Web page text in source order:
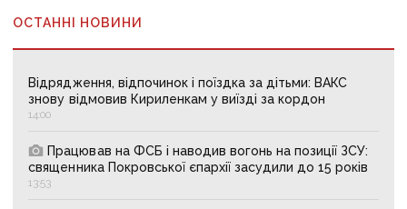
ОСТАННІ НОВИНИ
Відрядження, відпочинок і поїздка за дітьми: ВАКС
знову відмовив Кириленкам у виїзді за кордон
14:00
Працював на ФСБ і наводив вогонь на позиції ЗСУ:
священника Покровської єпархії засудили до 15 років
13:53